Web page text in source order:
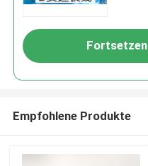
Fortsetzen
Empfohlene Produkte